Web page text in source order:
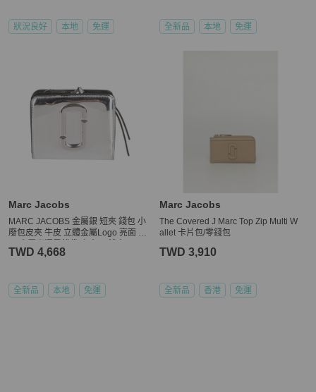
狀況良好 本地 免運 全新品 本地 免運
Marc Jacobs
MARC JACOBS 金屬銀 短夾 錢包 小
廢包皮夾 牛皮 立體金屬Logo 亮面 鏡
TWD 4,668
全新品 本地 免運
Marc Jacobs
The Covered J Marc Top Zip Multi W
allet 卡片包/零錢包
TWD 3,910
全新品 香港 免運